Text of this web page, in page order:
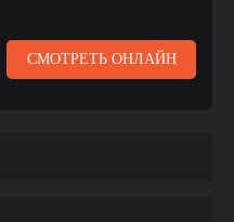
СМОТРЕТЬ ОНЛАЙН